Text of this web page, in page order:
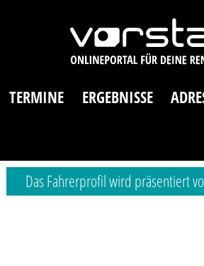
TERMINE ERGEBNISSE
Das Fahrerprofil wird präsentiert